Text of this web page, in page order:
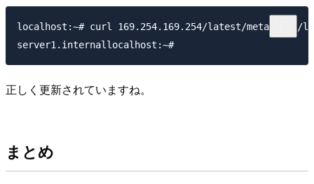
localhost:~# curl 169.254.169.254/latest/meta-data/
正しく更新されていますね。
まとめ